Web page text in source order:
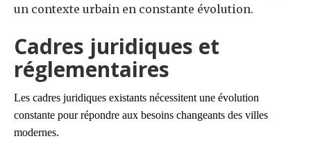
un contexte urbain en constante évolution.
Cadres juridiques et
réglementaires
Les cadres juridiques existants nécessitent une évolution
constante pour répondre aux besoins changeants des villes
modernes.